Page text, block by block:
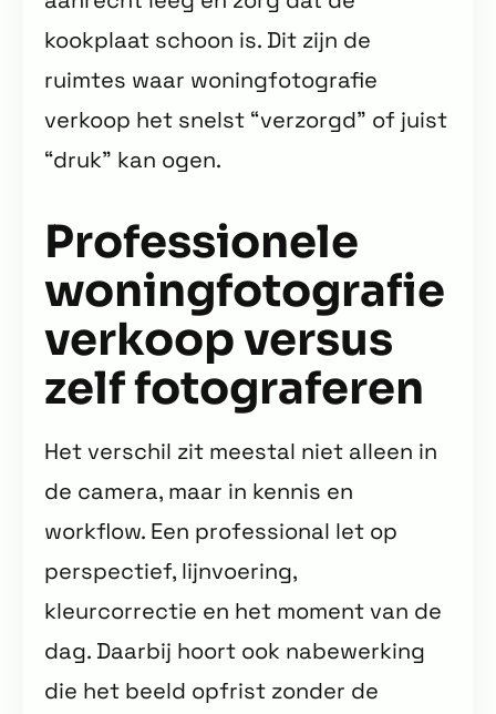
kookplaat schoon is. Dit zijn de
ruimtes waar woningfotografie
verkoop het snelst “verzorgd” of juist
“druk” kan ogen.
Professionele
woningfotografie
verkoop versus
zelf fotograferen
Het verschil zit meestal niet alleen in
de camera, maar in kennis en
workflow. Een professional let op
perspectief, lijnvoering,
kleurcorrectie en het moment van de
dag. Daarbij hoort ook nabewerking
die het beeld opfrist zonder de